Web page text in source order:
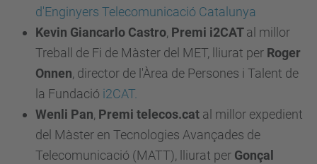
d'Enginyers Telecomunicació Catalunya
Kevin Giancarlo Castro, Premi i2CATal millor
Treball de Fi de Màster del MET, lliurat per Roger
Onnen, director de l'Àrea de Persones i Talent de
la Fundació i2CAT.
Wenli Pan, Premi telecos.cat al millor expedient
del Màster en Tecnologies Avançades de
Telecomunicació (MATT), lliurat per Gonçal